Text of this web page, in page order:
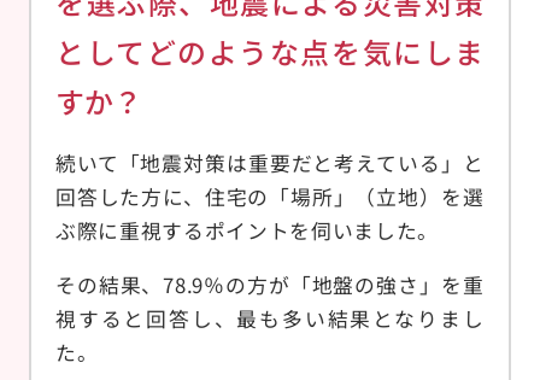
としてどのような点を気にしま
すか？
続いて「地震対策は重要だと考えている」と
回答した方に、住宅の「場所」（立地）を選
ぶ際に重視するポイントを伺いました。
その結果、78.9％の方が「地盤の強さ」を重
視すると回答し、最も多い結果となりまし
た。